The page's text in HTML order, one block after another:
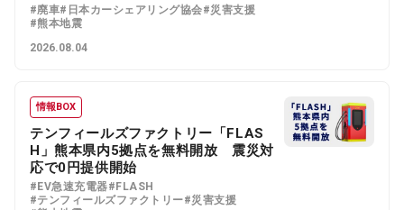
#廃車#日本カーシェアリング協会#災害支援
#熊本地震
2026.08.04
情報BOX
テンフィールズファクトリー「FLAS
H」熊本県内5拠点を無料開放 震災対
応で0円提供開始
#EV急速充電器#FLASH
#テンフィールズファクトリー#災害支援